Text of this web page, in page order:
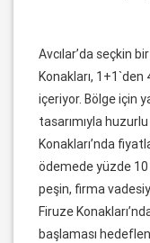
Avcılar’da seçkin
Konakları,
içeriyor. Bölge için
tasarımıyla
Konakları’nda
ödemede yüzde
peşin, firma
Firuze
başlaması